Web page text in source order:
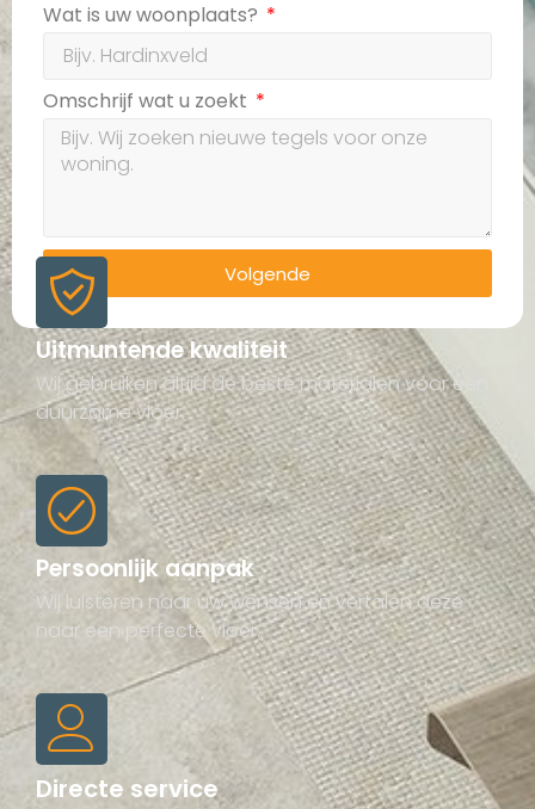
Wat is uw woonplaats?
Omschrijf wat u zoekt
Volgende
Uitmuntende kwaliteit
Wij gebruiken altijd de beste materialen voor een
duurzame vloer.
Persoonlijk aanpak
Wij luisteren naar uw wensen en vertalen deze
naar een perfecte vloer.
Directe service